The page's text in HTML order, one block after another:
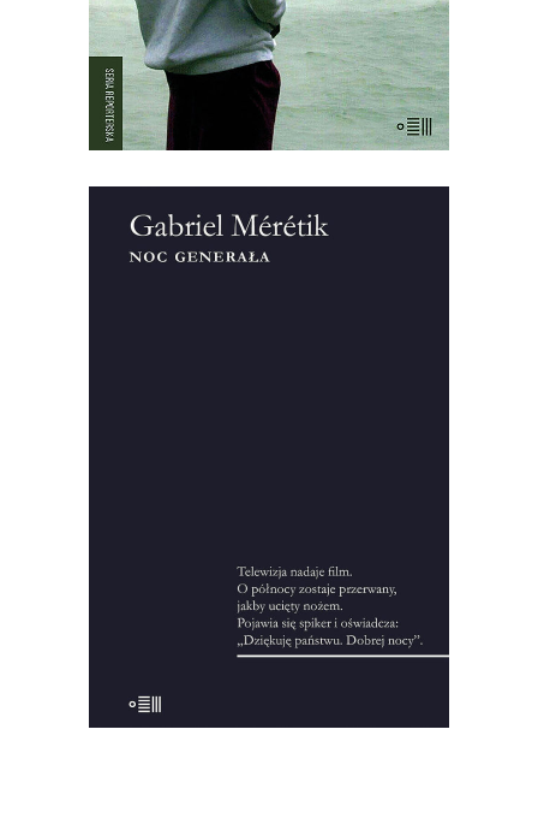
żadnych […]
[EBOOK] Gabriel Meretik – NOC
zł 22.00zł
KSIĄŻKA DO KOSZYKA